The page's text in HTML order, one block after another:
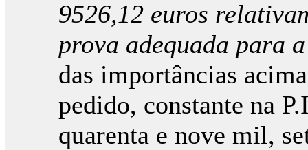
9526,12 euros
prova adequada para
das importâncias
pedido, constante na
quarenta e nove mil,